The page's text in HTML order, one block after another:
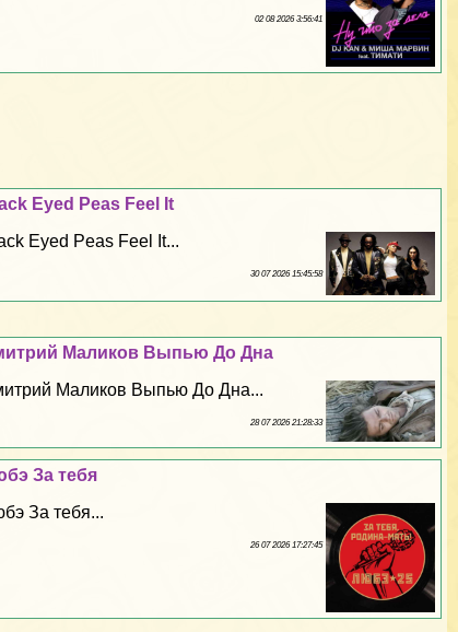
02 08 2026 3:56:41
Eyed Peas Feel It
Eyed Peas Feel It...
30 07 2026 15:45:58
Маликов Выпью До Дна
Маликов Выпью До Дна...
28 07 2026 21:28:33
За тебя
За тебя...
26 07 2026 17:27:45